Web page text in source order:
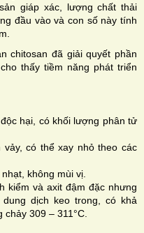
giáp xác, lượng chất thải
đầu vào và con số này tính
chitosan đã giải quyết phần
thấy tiềm năng phát triển
hại, có khối lượng phân tử
có thể xay nhỏ theo các
không mùi vị.
kiểm và axit đậm đặc nhưng
dịch keo trong, có khả
309 – 311°C.